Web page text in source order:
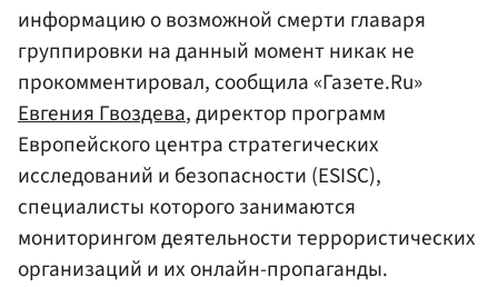
информацию о возможной смерти главаря
группировки на данный момент никак не
прокомментировал, сообщила «Газете.Ru»
Евгения Гвоздева, директор программ
Европейского центра стратегических
исследований и безопасности (ESISC),
специалисты которого занимаются
мониторингом деятельности террористических
организаций и их онлайн-пропаганды.